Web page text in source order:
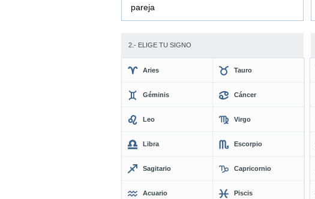
pareja
2.- ELIGE TU SIGNO
Aries Tauro
Géminis Cáncer
Leo Virgo
Libra Escorpio
Sagitario Capricornio
Acuario Piscis